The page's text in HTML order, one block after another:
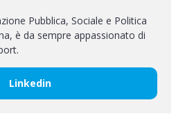
Pubblica, Sociale e Politica
è da sempre appassionato di
Linkedin